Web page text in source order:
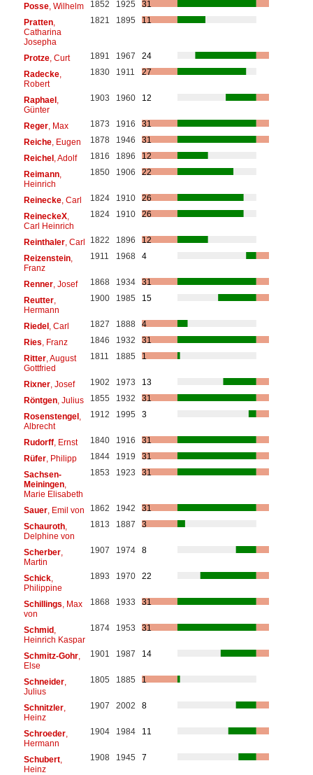
Posse, Wilhelm 1852 1925
31
Pratten,
Catharina
Josepha
1821 1895 11
Protze, Curt 1891 1967
24
Radecke,
Robert
1830 1911 27
Raphael,
Günter
1903 1960 12
Reger, Max 1873 1916
31
Reiche, Eugen 1878 1946
31
Reichel, Adolf 1816 1896
12
Reimann,
Heinrich
1850 1906 22
Reinecke, Carl 1824 1910
26
ReineckeX,
Carl Heinrich
1824 1910 26
Reinthaler, Carl 1822 1896
12
Reizenstein,
Franz
1911 1968 4
Renner, Josef 1868 1934
31
Reutter,
Hermann
1900 1985 15
Riedel, Carl 1827 1888
4
Ries , Franz 1846 1932
31
Ritter, August
Gottfried
1811 1885 1
Rixner, Josef 1902 1973
13
Röntgen, Julius 1855 1932
31
Rosenstengel,
Albrecht
1912 1995 3
Rudorff, Ernst 1840 1916
31
Rüfer, Philipp 1844 1919
31
Sachsen-
Meiningen,
Marie Elisabeth
1853 1923 31
Sauer, Emil von 1862 1942
31
Schauroth,
Delphine von
1813 1887 3
Scherber,
Martin
1907 1974 8
Schick,
Philippine
1893 1970 22
Schillings , Max
von
1868 1933 31
Schmid,
Heinrich Kaspar
1874 1953 31
Schmitz-Gohr,
Else
1901 1987 14
Schneider,
Julius
1805 1885 1
Schnitzler,
Heinz
1907 2002 8
Schroeder,
Hermann
1904 1984 11
Schubert,
Heinz
1908 1945 7